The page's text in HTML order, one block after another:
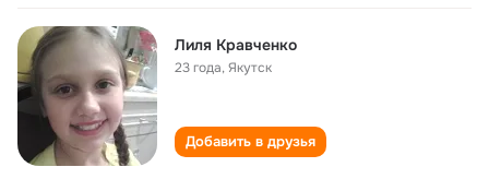
Лиля Кравченко
23 года,Якутск
Добавить в друзья